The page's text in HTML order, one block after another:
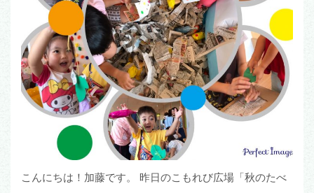
こんにちは！加藤です。 昨日のこもれび広場「秋のたべ